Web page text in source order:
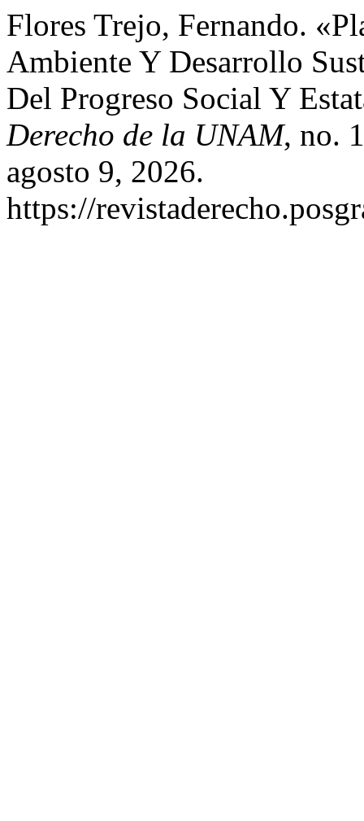
Flores Trejo, Fernando.
Ambiente Y Desarrollo
Del Progreso Social Y
Derecho de la UNAM, no.
agosto 9, 2026.
https://